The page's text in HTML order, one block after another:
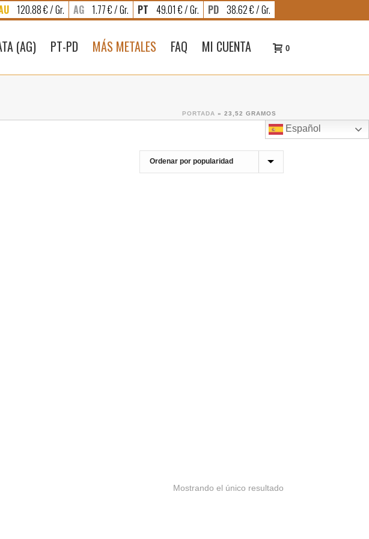
120.88 € / Gr. AG 1.77 € / Gr. PT 49.01 € / Gr. PD 38.62 € / Gr.
(AG) PT-PD MÁS METALES FAQ MI CUENTA 0
PORTADA » 23,52 GRAMOS
Español
Mostrando el único resultado